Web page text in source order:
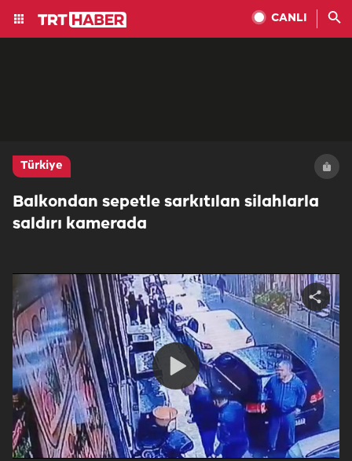
CANLI
Türkiye
Balkondan sepetle sarkıtılan silahlarla
saldırı kamerada
Play
Video
Share
video